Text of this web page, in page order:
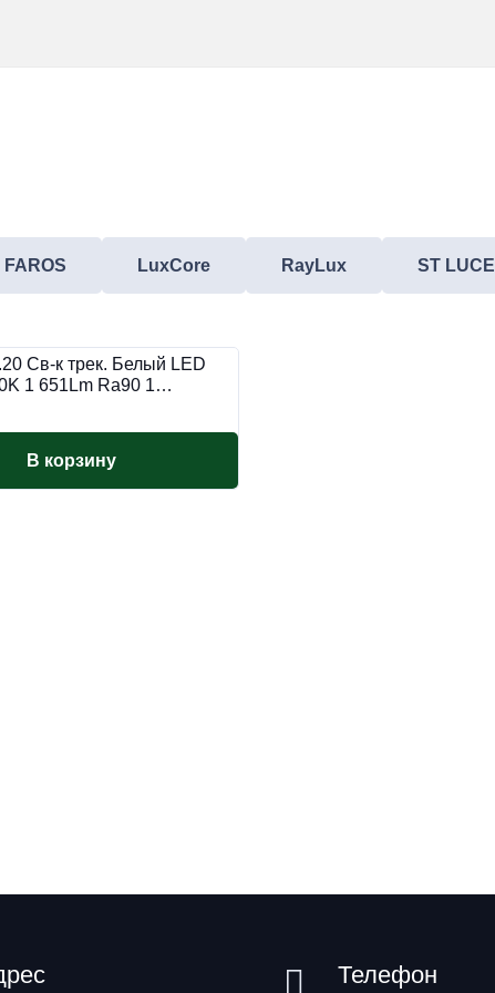
FAROS LuxCore RayLux ST LUCE
Св-к трек. Белый LED
1 651Lm Ra90 1…
В корзину
Телефон